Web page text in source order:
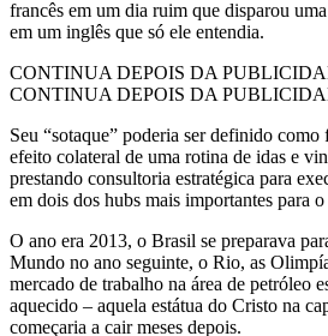
francês em um dia ruim que disparou
em um inglês que só ele entendia.
CONTINUA DEPOIS DA
CONTINUA DEPOIS DA
Seu “sotaque” poderia ser definido
efeito colateral de uma rotina de idas e
prestando consultoria estratégica para
em dois dos hubs mais importantes para
O ano era 2013, o Brasil se preparava
Mundo no ano seguinte, o Rio, as
mercado de trabalho na área de petróleo
aquecido – aquela estátua do Cristo na
começaria a cair meses depois.